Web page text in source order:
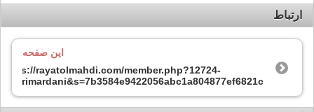
ارتباط
این صفحه
https://rayatolmahdi.com/member.php?12724-
mehrimardani&s=7b3584e9422056abc1a804877ef6821c